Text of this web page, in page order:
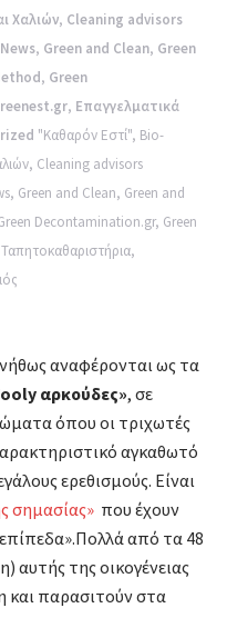
Χαλιών, Cleaning advisors
, Green and Clean, Green
, Green
, Επαγγελματικά
"Καθαρόν Εστί", Bio-
, Cleaning advisors
, Green and Clean, Green and
Decontamination.gr, Green
Ταπητοκαθαριστήρια,
και
από
τα
σκαθάρια
των
χαλιών.!!
αναφέρονται ως τα
αρκούδες», σε
όπου οι τριχωτές
αγκαθωτό
ερεθισμούς. Είναι
σημασίας» που έχουν
από τα 48
αυτής της οικογένειας
και παρασιτούν στα